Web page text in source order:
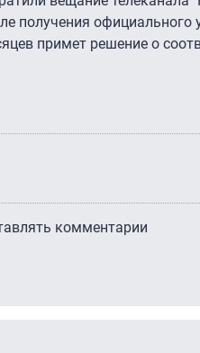
получения официального
примет решение о
комментарии